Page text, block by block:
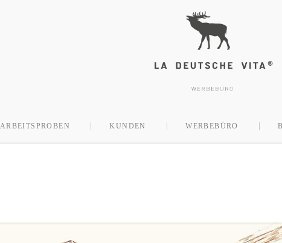
ARBEITSPROBEN KUNDEN WERBEBÜRO